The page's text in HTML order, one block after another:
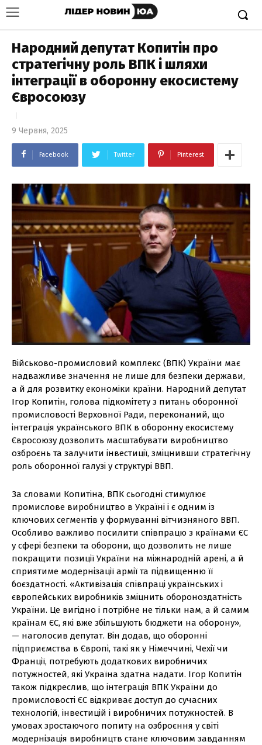
Народний депутат Копитін про
стратегічну роль ВПК і шляхи
інтеграції в оборонну екосистему
Євросоюзу
9 Червня, 2025
Facebook Twitter Pinterest
Військово-промисловий комплекс (ВПК) України має
надважливе значення не лише для безпеки держави,
а й для розвитку економіки країни. Народний депутат
Ігор Копитін, голова підкомітету з питань оборонної
промисловості Верховної Ради, переконаний, що
інтеграція українського ВПК в оборонну екосистему
Євросоюзу дозволить масштабувати виробництво
озброєнь та залучити інвестиції, зміцнивши стратегічну
роль оборонної галузі у структурі ВВП.
За словами Копитіна, ВПК сьогодні стимулює
промислове виробництво в Україні і є одним із
ключових сегментів у формуванні вітчизняного ВВП.
Особливо важливо посилити співпрацю з країнами ЄС
у сфері безпеки та оборони, що дозволить не лише
покращити позиції України на міжнародній арені, а й
сприятиме модернізації армії та підвищенню її
боєздатності. «Активізація співпраці українських і
європейських виробників зміцнить обороноздатність
України. Це вигідно і потрібне не тільки нам, а й самим
країнам ЄС, які вже збільшують бюджети на оборону»,
— наголосив депутат. Він додав, що оборонні
підприємства в Європі, такі як у Німеччині, Чехії чи
Франції, потребують додаткових виробничих
потужностей, які Україна здатна надати. Ігор Копитін
також підкреслив, що інтеграція ВПК України до
промисловості ЄС відкриває доступ до сучасних
технологій, інвестицій і виробничих потужностей. В
умовах зростаючого попиту на озброєння у світі
модернізація виробництв стане ключовим завданням